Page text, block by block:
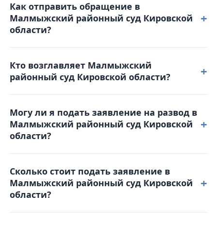
00 пятница: с 8-00 до 15-45. Обеденный перерыв с
12-00 до 12-45. Выходные дни: суббота,
воскресенье и праздничные дни. График приема
граждан: Прием заявлений осуществляется в
течение рабочего дня.
Как отправить обращение в
Малмыжский районный суд Кировской
области?
+
для получения справочной информации или
отправить письмо на электронную почту:
malmsud@mail.ru или воспользоваться порталом
Кто возглавляет Малмыжский
районный суд Кировской области?
+
Михайлович.
Могу ли я подать заявление на развод в
Малмыжский районный суд Кировской
области?
+
районный суд Кировской области не только
можно, но в определенных случаях — это
единственный возможный способ.
Сколько стоит подать заявление в
Малмыжский районный суд Кировской
области?
+